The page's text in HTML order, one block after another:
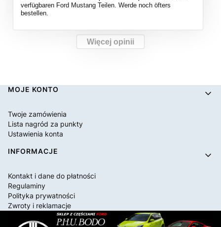
verfügbaren Ford Mustang Teilen. Werde noch öfters
bestellen.
Więcej opinii
Linki w stopce
MOJE KONTO
Twoje zamówienia
Lista nagród za punkty
Ustawienia konta
INFORMACJE
Kontakt i dane do płatności
Regulaminy
Polityka prywatności
Zwroty i reklamacje